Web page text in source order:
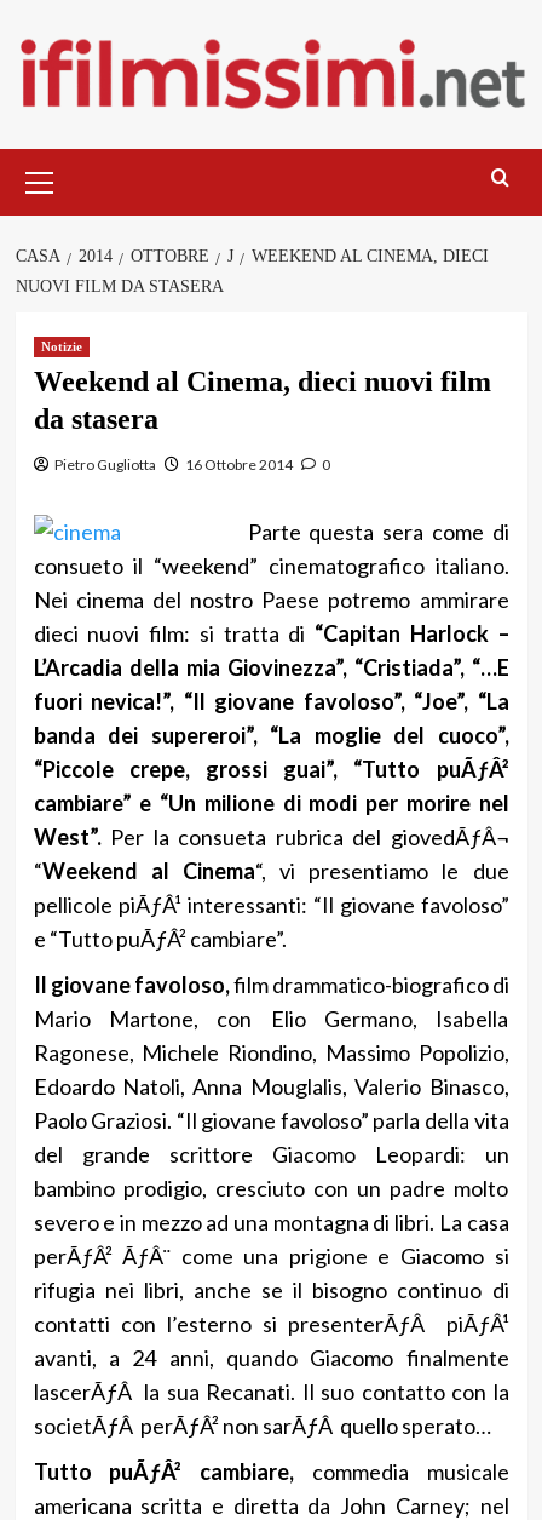
contenuto
principale
CASA 2014 OTTOBRE J
WEEKEND AL CINEMA, DIECI
NUOVI FILM DA STASERA
Notizie
Weekend al Cinema, dieci nuovi film
da stasera
Pietro Gugliotta 16 Ottobre 2014 0
Parte questa sera come di
consueto il “weekend” cinematografico italiano.
Nei cinema del nostro Paese potremo ammirare
dieci nuovi film: si tratta di “Capitan Harlock –
L’Arcadia della mia Giovinezza”, “Cristiada”, “…E
fuori nevica!”, “Il giovane favoloso”, “Joe”, “La
banda dei supereroi”, “La moglie del cuoco”,
“Piccole crepe, grossi guai”, “Tutto puÃƒÂ²
cambiare” e “Un milione di modi per morire nel
West”.Per la consueta rubrica del giovedÃƒÂ¬
“Weekend al Cinema“, vi presentiamo le due
pellicole piÃƒÂ¹ interessanti: “Il giovane favoloso”
e “Tutto puÃƒÂ² cambiare”.
Il giovane favoloso,film drammatico-biografico di
Mario Martone, con Elio Germano, Isabella
Ragonese, Michele Riondino, Massimo Popolizio,
Edoardo Natoli, Anna Mouglalis, Valerio Binasco,
Paolo Graziosi. “Il giovane favoloso” parla della vita
del grande scrittore Giacomo Leopardi: un
bambino prodigio, cresciuto con un padre molto
severo e in mezzo ad una montagna di libri. La casa
perÃƒÂ² ÃƒÂ¨ come una prigione e Giacomo si
rifugia nei libri, anche se il bisogno continuo di
contatti con l’esterno si presenterÃƒÂ piÃƒÂ¹
avanti, a 24 anni, quando Giacomo finalmente
lascerÃƒÂ la sua Recanati. Il suo contatto con la
societÃƒÂ perÃƒÂ² non sarÃƒÂ quello sperato…
Tutto puÃƒÂ² cambiare, commedia musicale
americana scritta e diretta da John Carney; nel